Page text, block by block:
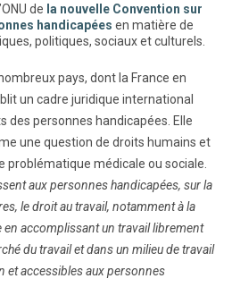
de la nouvelle Convention sur
handicapées en matière de
politiques, sociaux et culturels.
pays, dont la France en
un cadre juridique international
des personnes handicapées. Elle
une question de droits humains et
médicale ou sociale.
aux personnes handicapées, sur la
le droit au travail, notamment à la
accomplissant un travail librement
du travail et dans un milieu de travail
et accessibles aux personnes